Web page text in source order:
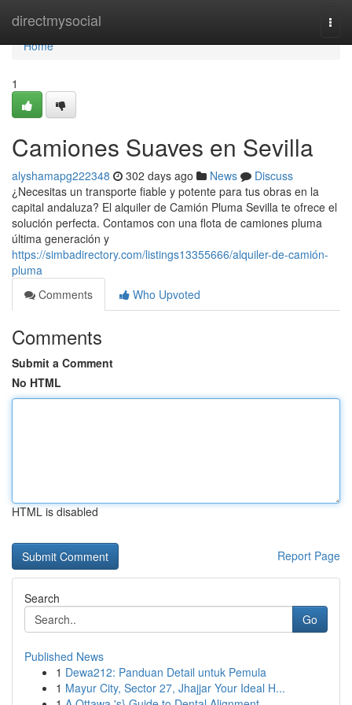
directmysocial
Home
Home
1
Camiones Suaves en Sevilla
alyshamapg222348 302 days ago News
Discuss
¿Necesitas un transporte fiable y potente para tus obras en la
capital andaluza? El alquiler de Camión Pluma Sevilla te ofrece el
solución perfecta. Contamos con una flota de camiones pluma
última generación y
https://simbadirectory.com/listings13355666/alquiler-de-camión-
pluma
Comments
Who Upvoted
Comments
Submit a Comment
No HTML
HTML is disabled
Report Page
Search
Go
Published News
1 Dewa212: Panduan Detail untuk Pemula
1 Mayur City, Sector 27, Jhajjar Your Ideal H...